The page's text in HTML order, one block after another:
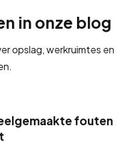
in onze blog
opslag, werkruimtes en
fouten